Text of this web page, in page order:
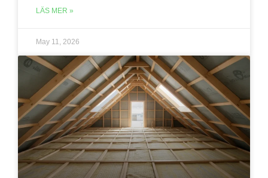
LÄS MER »
May 11, 2026